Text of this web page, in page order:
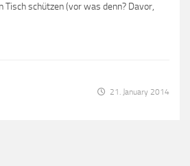
Tisch schützen (vor was denn? Davor,
21. January 2014